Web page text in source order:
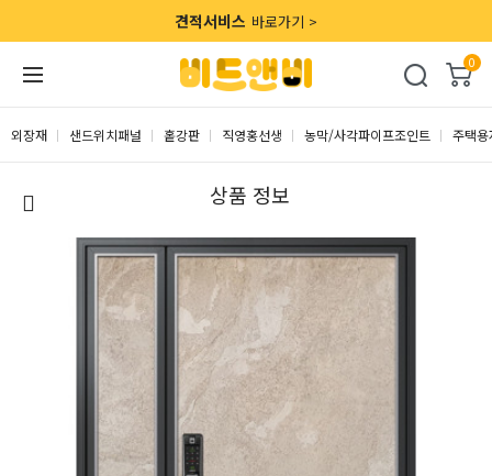
견적서비스 바로가기 >
0
외장재 샌드위치패널 홑강판 직영홍선생 농막/사각파이프조인트 주택용
상품 정보